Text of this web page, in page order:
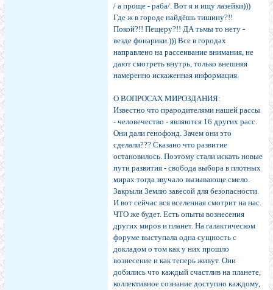
/ а проще - раба/. Вот я и ищу лазейки)))
Где ж в городе найдёшь тишину?!!
Покой?!! Пещеру?!! ДА тьмы то нету -
везде фонарики.))) Все в городах
направлено на рассеивание внимания, не
дают смотреть внутрь, только внешняя
намеренно искаженная информация.
О ВОПРОСАХ МИРОЗДАНИЯ:
Известно что прародителями нашей рассы
- человечество - являются 16 других расс.
Они дали генофонд. Зачем они это
сделали??? Сказано что развитие
остановилось. Поэтому стали искать новые
пути развития - свобода выбора в плотных
мирах тогда звучало вызывающе смело.
Закрыли Землю завесой для безопасности.
И вот сейчас вся вселенная смотрит на нас.
ЧТО же будет. Есть опыты вознесения
других миров и планет. На галактическом
форуме выступала одна сущность с
докладом о том как у них прошло
вознесение и как теперь живут. Они
добились что каждый счастлив на планете,
коллективное сознание доступно каждому,